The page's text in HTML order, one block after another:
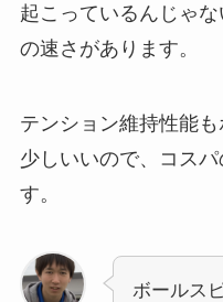
起こっているんじゃ
の速さがあります。
テンション維持性能
少しいいので、コス
す。
ボールス